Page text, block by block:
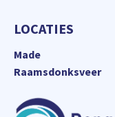
LOCATIES
Made
Raamsdonksveer